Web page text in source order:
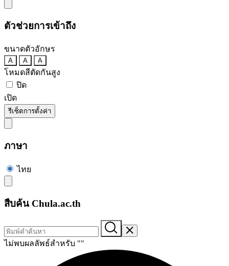
ตัวช่วยการเข้าถึง
ขนาดตัวอักษร
A A A
โหมดสีตัดกันสูง
ปิด
เปิด
รีเซ็ตการตั้งค่า
ภาษา
ไทย
สืบค้น Chula.ac.th
ไม่พบผลลัพธ์สำหรับ ""